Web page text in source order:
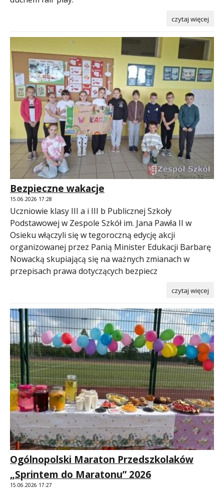
czytaj więcej
Bezpieczne wakacje
15.06.2026 17:28
Uczniowie klasy III a i III b Publicznej Szkoły
Podstawowej w Zespole Szkół im. Jana Pawła II w
Osieku włączyli się w tegoroczną edycję akcji
organizowanej przez Panią Minister Edukacji Barbarę
Nowacką skupiającą się na ważnych zmianach w
przepisach prawa dotyczących bezpiecz
czytaj więcej
Ogólnopolski Maraton Przedszkolaków
„Sprintem do Maratonu” 2026
15.06.2026 17:27